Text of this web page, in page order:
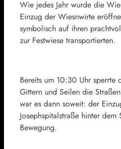
Wie jedes Jahr wurde die
Einzug der Wiesnwirte
symbolisch auf ihren
zur Festwiese transportierten.
Bereits um 10:30 Uhr sperrte
Gittern und Seilen die
war es dann soweit: der
Josephspitalstraße hinter dem
Bewegung.